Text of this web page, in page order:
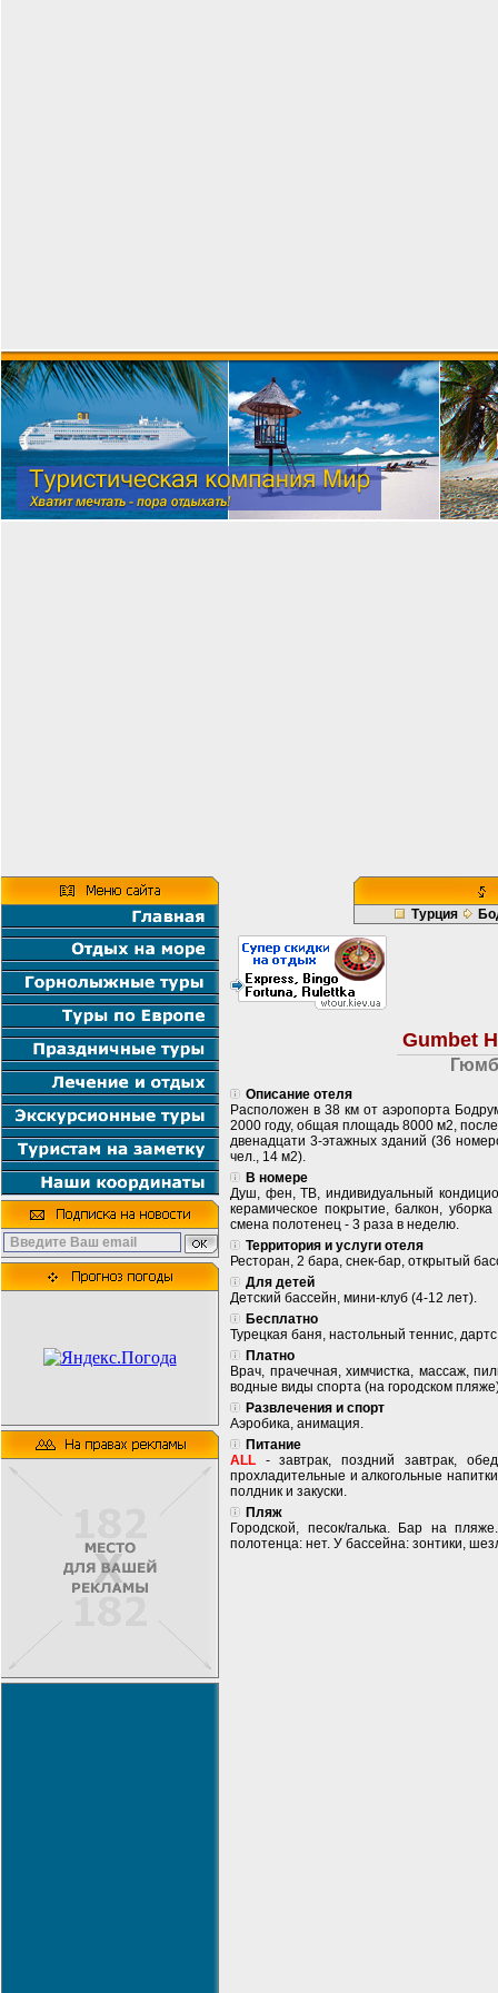
Турция
Gumbet
Описание отеля
Расположен в 38 км от аэропорта
2000 году, общая площадь 8000 м2,
двенадцати 3-этажных зданий (36
чел., 14 м2).
В номере
Душ, фен, ТВ, индивидуальный
керамическое покрытие, балкон,
смена полотенец - 3 раза в неделю.
Территория и услуги отеля
Ресторан, 2 бара, снек-бар, открытый
Для детей
Детский бассейн, мини-клуб (4-12 лет).
Бесплатно
Турецкая баня, настольный теннис,
Платно
Врач, прачечная, химчистка, массаж,
водные виды спорта (на городском
Развлечения и спорт
Аэробика, анимация.
Питание
ALL - завтрак, поздний завтрак,
прохладительные и алкогольные
полдник и закуски.
Пляж
Городской, песок/галька. Бар на
полотенца: нет. У бассейна: зонтики,